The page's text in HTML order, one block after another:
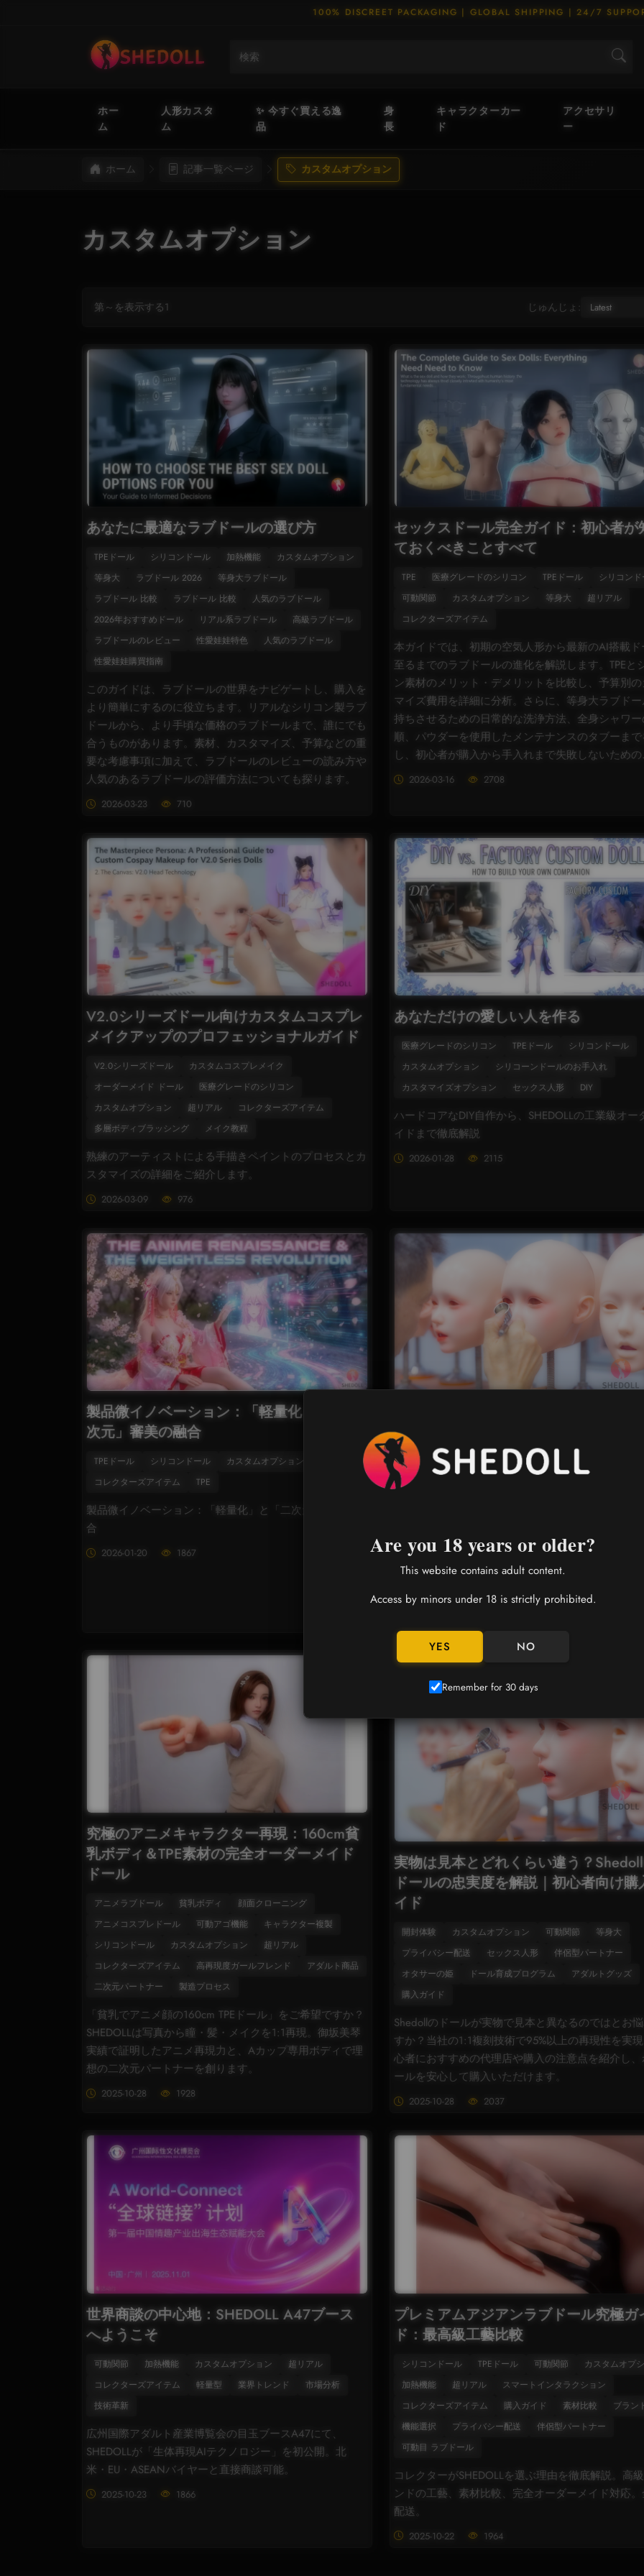
100% DISCREET PACKAGING | GLOBAL SHIPPING | 24/7
ホー
ム
人形カスタ
ム
✨ 今すぐ買える逸
品
身
長
キャラクターカー
ド
アクセサリ
ー
ホーム 記事一覧ページ カスタムオプション
カスタムオプション
第～を表示する1 じゅんじょ:
あなたに最適なラブドールの選び方
TPEドール シリコンドール 加熱機能
カスタムオプション
等身大
ラブドール 2026
等身大ラブドール
ラブドール 比較
ラブドール 比較
人気のラブドール
2026年おすすめドール
リアル系ラブドール
高級ラブドール
ラブドールのレビュー
性愛娃娃特色
人気のラブドール
性愛娃娃購買指南
このガイドは、ラブドールの世界をナビゲートし、購入を
より簡単にするのに役立ちます。リアルなシリコン製ラブ
ドールから、より手頃な価格のラブドールまで、誰にでも
合うものがあります。素材、カスタマイズ、予算などの重
要な考慮事項に加えて、ラブドールのレビューの読み方や
人気のあるラブドールの評価方法についても探ります。
2026-03-23 710
セックスドール完全ガイド：初心者が
ておくべきことすべて
TPE 医療グレードのシリコン TPEドール
シリコン
可動関節
カスタムオプション 等身大
超リアル
コレクターズアイテム
本ガイドでは、初期の空気人形から最新のAI搭載
至るまでのラブドールの進化を解説します。TPEと
ン素材のメリット・デメリットを比較し、予算別
マイズ費用を詳細に分析。さらに、等身大ラブド
持ちさせるための日常的な洗浄方法、全身シャワ
順、パウダーを使用したメンテナンスのタブーま
し、初心者が購入から手入れまで失敗しないため
2026-03-16 2708
V2.0シリーズドール向けカスタムコスプレ
メイクアップのプロフェッショナルガイド
V2.0シリーズドール
カスタムコスプレメイク
オーダーメイド ドール
医療グレードのシリコン
カスタムオプション
超リアル
コレクターズアイテム
多層ボディブラッシング
メイク教程
熟練のアーティストによる手描きペイントのプロセスとカ
スタマイズの詳細をご紹介します。
2026-03-09 976
あなただけの愛しい人を作る
医療グレードのシリコン TPEドール
シリコンドール
カスタムオプション
シリコーンドールのお手入れ
カスタマイズオプション
セックス人形 DIY
ハードコアなDIY自作から、SHEDOLLの工業級オー
イドまで徹底解説
2026-01-28 2115
製品微イノベーション：「軽量化」と「二
次元」審美の融合
TPEドール シリコンドール
カスタムオプション
コレクターズアイテム
TPE
製品微イノベーション：「軽量化」と「二次元」審美の融
合
2026-01-20 1867
Shedollヘッドスカルプ完全ガイド：
2.0 vs 3.0 機能比較
可動関節
ラチナシリコンヘッドの選び方！写真撮影用・可
ばたき機能の違いを徹底解説。Chu Yue専用3.0モ
介。
究極のアニメキャラクター再現：160cm貧
乳ボディ＆TPE素材の完全オーダーメイド
ドール
アニメラブドール 貧乳ボディ
顔面クローニング
アニメコスプレドール
可動アゴ機能
キャラクター複製
シリコンドール
カスタムオプション
超リアル
コレクターズアイテム
高再現度ガールフレンド
アダルト商品
二次元パートナー
製造プロセス
「貧乳でアニメ顔の160cm TPEドール」をご希望ですか？
SHEDOLLは写真から瞳・髪・メイクを1:1再現。御坂美琴
実績で証明したアニメ再現力と、Aカップ専用ボディで理
想の二次元パートナーを創ります。
2025-10-28 1928
実物は見本とどれくらい違う？
ドールの忠実度を解説｜初心者向け購
イド
開封体験 カスタムオプション 可動関節
等身大
プライバシー配送
セックス人形
伴侶型パートナー
オタサーの姫
ドール育成プログラム
アダルトグッズ
購入ガイド
Shedollのドールが実物で見本と異なるのではとお
すか？当社の1:1複刻技術で95%以上の再現性を実
心者におすすめの代理店や購入の注意点を紹介し
ールを安心して購入いただけます。
2025-10-28 2037
世界商談の中心地：SHEDOLL A47ブース
へようこそ
可動関節 加熱機能 カスタムオプション
超リアル
コレクターズアイテム
軽量型 業界トレンド
市場分析
技術革新
広州国際アダルト産業博覧会の目玉ブースA47にて、
SHEDOLLが「生体再現AIテクノロジー」を初公開。北
米・EU・ASEANバイヤーと直接商談可能。
2025-10-23 1866
プレミアムアジアンラブドール究極ガ
ド：最高級工藝比較
シリコンドール TPEドール 可動関節
カスタムオプ
加熱機能
超リアル
スマートインタラクション
コレクターズアイテム
購入ガイド 素材比較
ブラン
機能選択
プライバシー配送
伴侶型パートナー
可動目 ラブドール
コレクターがSHEDOLLを選ぶ理由を徹底解説。高
ンドの工藝、素材比較、完全オーダーメイド対応
配送。
2025-10-22 1964
Are you 18 years or older?
This website contains adult content.
Access by minors under 18 is strictly prohibited.
YES NO
Remember for 30 days